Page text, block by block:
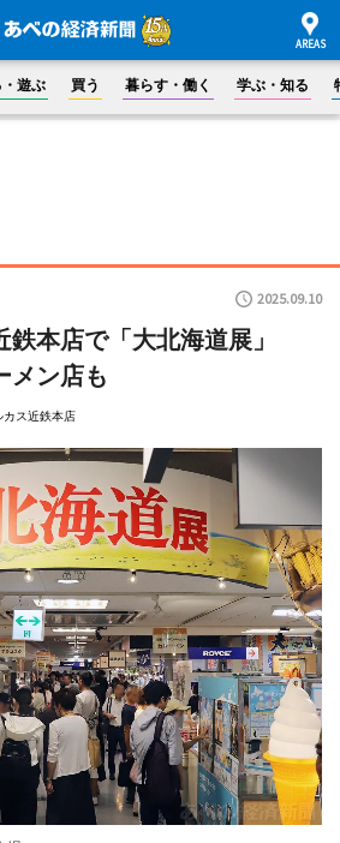
・遊ぶ 買う 暮らす・働く 学ぶ・知る
2025.09.10
鉄本店で「大北海道展」
メン店も
カス近鉄本店